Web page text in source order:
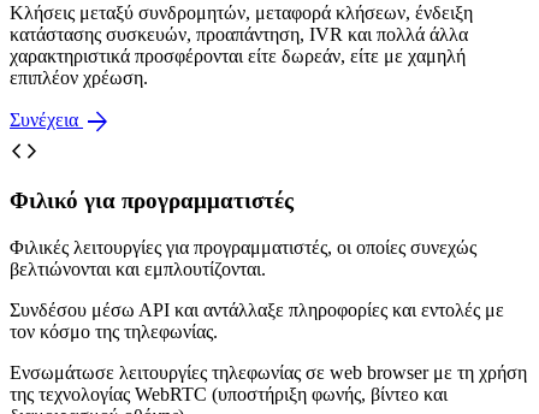
Κλήσεις μεταξύ συνδρομητών, μεταφορά κλήσεων, ένδειξη
κατάστασης συσκευών, προαπάντηση, IVR και πολλά άλλα
χαρακτηριστικά προσφέρονται είτε δωρεάν, είτε με χαμηλή
επιπλέον χρέωση.
Συνέχεια arrow_forward
code
Φιλικό για προγραμματιστές
Φιλικές λειτουργίες για προγραμματιστές, οι οποίες συνεχώς
βελτιώνονται και εμπλουτίζονται.
Συνδέσου μέσω ΑΡΙ και αντάλλαξε πληροφορίες και εντολές με
τον κόσμο της τηλεφωνίας.
Ενσωμάτωσε λειτουργίες τηλεφωνίας σε web browser με τη χρήση
της τεχνολογίας WebRTC (υποστήριξη φωνής, βίντεο και